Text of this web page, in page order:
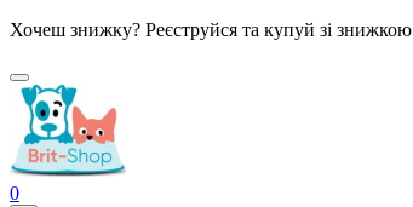
Хочеш знижку? Реєструйся та купуй зі знижкою
0